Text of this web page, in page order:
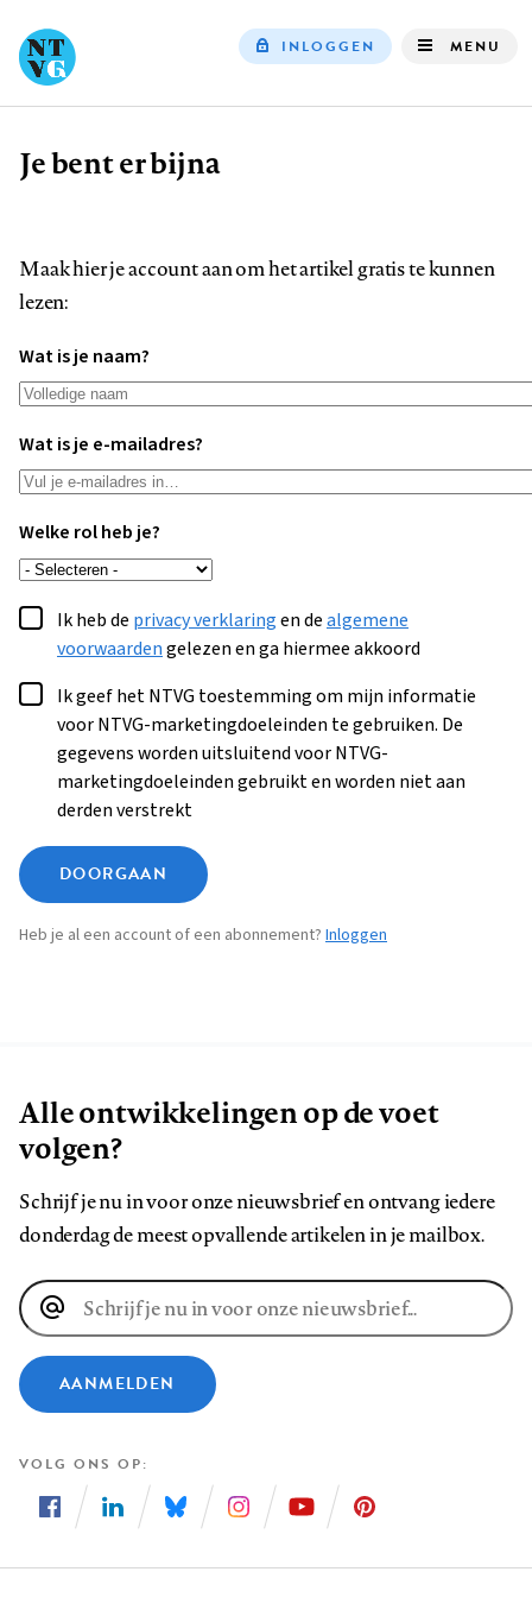
INLOGGEN MENU
Kruimelpad
Je bent er bijna
Maak hier je account aan om het artikel gratis te kunnen
lezen:
Wat is je naam?
Wat is je e-mailadres?
Welke rol heb je?
Ik heb de privacy verklaringen dealgemene
voorwaardengelezen en ga hiermee akkoord
Ik geef het NTVG toestemming om mijn informatie
voor NTVG-marketingdoeleinden te gebruiken. De
gegevens worden uitsluitend voor NTVG-
marketingdoeleinden gebruikt en worden niet aan
derden verstrekt
DOORGAAN
Heb je al een account of een abonnement? Inloggen
Alle ontwikkelingen op de voet
volgen?
Schrijf je nu in voor onze nieuwsbrief en ontvang iedere
donderdag de meest opvallende artikelen in je mailbox.
E-
mailadres
AANMELDEN
VOLG ONS OP
ons
ons
ons
ons
ons
ons